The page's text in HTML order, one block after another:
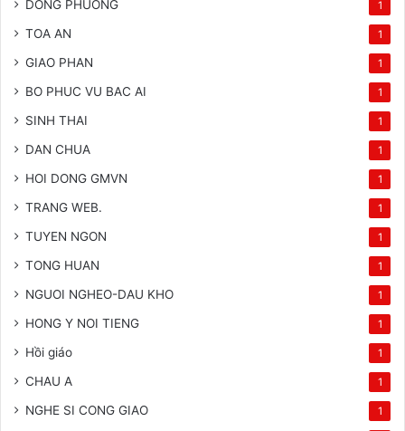
DONG PHUONG 1
TOA AN 1
GIAO PHAN 1
BO PHUC VU BAC AI 1
SINH THAI 1
DAN CHUA 1
HOI DONG GMVN 1
TRANG WEB. 1
TUYEN NGON 1
TONG HUAN 1
NGUOI NGHEO-DAU KHO 1
HONG Y NOI TIENG 1
Hồi giáo 1
CHAU A 1
NGHE SI CONG GIAO 1